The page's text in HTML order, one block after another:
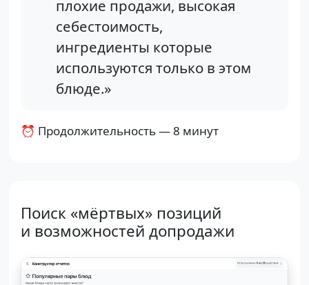
плохие продажи, высокая
себестоимость,
ингредиенты которые
используются только в этом
блюде.»
⏰ Продолжительность — 8 минут
Поиск «мёртвых» позиций
и возможностей допродажи